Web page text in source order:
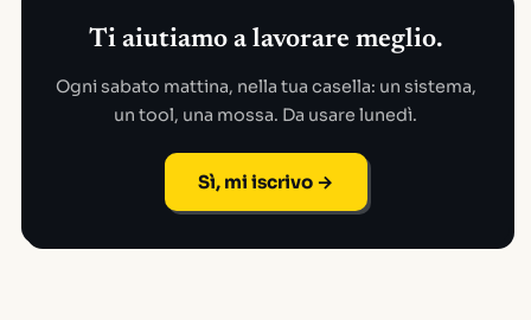
Ti aiutiamo a lavorare meglio.
Ogni sabato mattina, nella tua casella: un sistema,
un tool, una mossa. Da usare lunedì.
Sì, mi iscrivo →